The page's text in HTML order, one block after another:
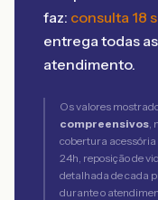
faz: consulta 18
entrega todas
atendimento.
Os valores
compreensivos,
cobertura
24h, reposição de
detalhada de cada
durante o